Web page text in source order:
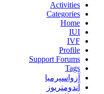
Activities
Categories
Home
IUI
IVF
Profile
Support Forums
Tags
آزواسپرمیا
آندومتریوز